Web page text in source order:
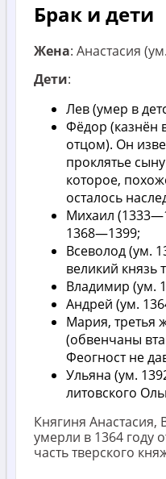
Брак и дети
Жена: Анастасия
Дети:
Лев (умер в
Фёдор (казнён
отцом). Он
проклятье
которое,
осталось
Михаил
1368—1399;
Всеволод (ум.
великий князь
Владимир (ум.
Андрей (ум.
Мария, третья
(обвенчаны
Феогност не
Ульяна (ум.
литовского
Княгиня
умерли в 1364
часть тверского